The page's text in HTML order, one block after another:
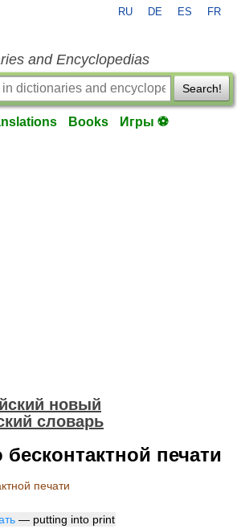
RU DE ES FR
and Encyclopedias
Search!
Books Игры ⚽
новый
словарь
бесконтактной печати
печати
— putting into print